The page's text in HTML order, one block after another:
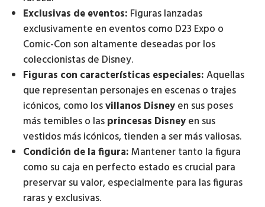
Exclusivas de eventos: Figuras lanzadas
exclusivamente en eventos como D23 Expo o
Comic-Con son altamente deseadas por los
coleccionistas de Disney.
Figuras con características especiales:Aquellas
que representan personajes en escenas o trajes
icónicos, como losvillanos Disneyen sus poses
más temibles o lasprincesas Disneyen sus
vestidos más icónicos, tienden a ser más valiosas.
Condición de la figura:Mantener tanto la figura
como su caja en perfecto estado es crucial para
preservar su valor, especialmente para las figuras
raras y exclusivas.